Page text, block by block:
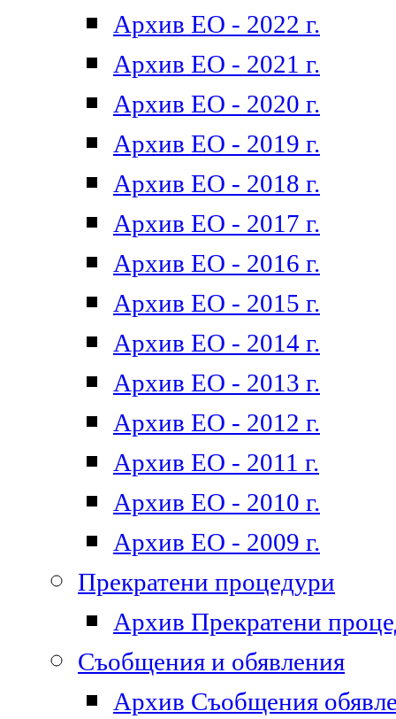
Архив ЕО - 2022 г.
Архив ЕО - 2021 г.
Архив ЕО - 2020 г.
Архив ЕО - 2019 г.
Архив ЕО - 2018 г.
Архив ЕО - 2017 г.
Архив ЕО - 2016 г.
Архив ЕО - 2015 г.
Архив ЕО - 2014 г.
Архив ЕО - 2013 г.
Архив ЕО - 2012 г.
Архив ЕО - 2011 г.
Архив ЕО - 2010 г.
Архив ЕО - 2009 г.
Прекратени процедури
Архив Прекратени
Съобщения и обявления
Архив Съобщения